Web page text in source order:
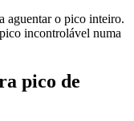
aguentar o pico inteiro.
incontrolável numa
pico de